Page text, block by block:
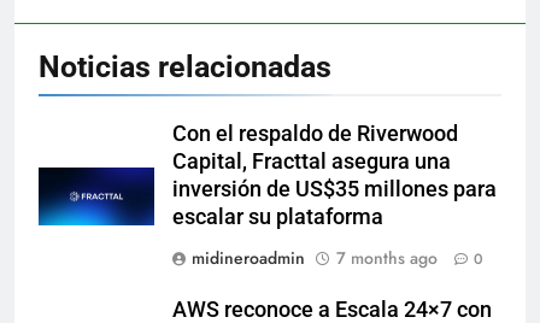
Noticias relacionadas
Con el respaldo de Riverwood
Capital, Fracttal asegura una
inversión de US$35 millones para
escalar su plataforma
midineroadmin
7 months ago 0
AWS reconoce a Escala 24×7 con